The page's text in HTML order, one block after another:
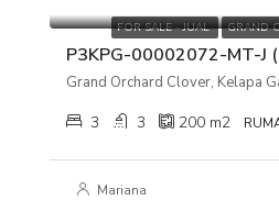
FOR SALE - JUAL GRAND
Grand Orchard Clover, Kelapa
3 3 200 m2
Mariana